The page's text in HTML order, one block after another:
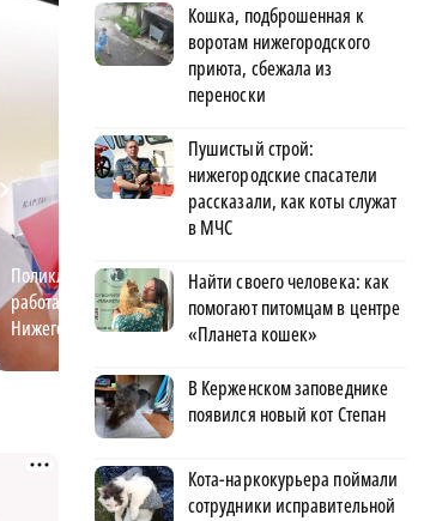
Поликлиника на колесах: как
работают «Поезда здоровья» в
Нижегородской области
Нижегородская
первой на
турнире
Кошка, подброшенная к
воротам нижегородского
приюта, сбежала из
переноски
Пушистый строй:
нижегородские спасатели
рассказали, как коты служат
в МЧС
Найти своего человека: как
помогают питомцам в центре
«Планета кошек»
В Керженском заповеднике
появился новый кот Степан
Кота-наркокурьера поймали
сотрудники исправительной